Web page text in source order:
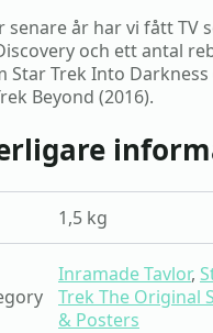
senare år har vi fått TV
och ett antal
Star Trek Into Darkness
Beyond (2016).
1,5 kg
Inramade Tavlor,
Trek The Original
& Posters